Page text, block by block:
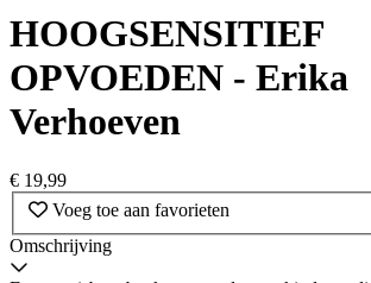
HOOGSENSITIEF
OPVOEDEN - Erika
Verhoeven
€ 19,99
Voeg toe aan favorieten
Omschrijving